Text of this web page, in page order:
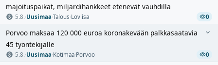
majoituspaikat, miljardihankkeet etenevät vauhdilla
5.8.·Uusimaa·Talous·Loviisa 0
Porvoo maksaa 120 000 euroa koronakevään palkkasaatavia
45 työntekijälle
5.8.·Uusimaa·Kotimaa·Porvoo 0